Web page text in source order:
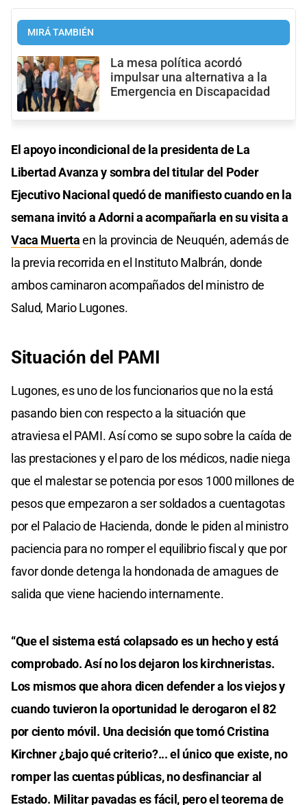
MIRÁ TAMBIÉN
La mesa política acordó
impulsar una alternativa a la
Emergencia en Discapacidad
El apoyo incondicional de la presidenta de La
Libertad Avanza y sombra del titular del Poder
Ejecutivo Nacional quedó de manifiesto cuando en la
semana invitó a Adorni a acompañarla en su visita a
Vaca Muerta en la provincia de Neuquén, además de
la previa recorrida en el Instituto Malbrán, donde
ambos caminaron acompañados del ministro de
Salud, Mario Lugones.
Situación del PAMI
Lugones, es uno de los funcionarios que no la está
pasando bien con respecto a la situación que
atraviesa el PAMI. Así como se supo sobre la caída de
las prestaciones y el paro de los médicos, nadie niega
que el malestar se potencia por esos 1000 millones de
pesos que empezaron a ser soldados a cuentagotas
por el Palacio de Hacienda, donde le piden al ministro
paciencia para no romper el equilibrio fiscal y que por
favor donde detenga la hondonada de amagues de
salida que viene haciendo internamente.
“Que el sistema está colapsado es un hecho y está
comprobado. Así no los dejaron los kirchneristas.
Los mismos que ahora dicen defender a los viejos y
cuando tuvieron la oportunidad le derogaron el 82
por ciento móvil. Una decisión que tomó Cristina
Kirchner ¿bajo qué criterio?... el único que existe, no
romper las cuentas públicas, no desfinanciar al
Estado. Militar pavadas es fácil, pero el teorema de